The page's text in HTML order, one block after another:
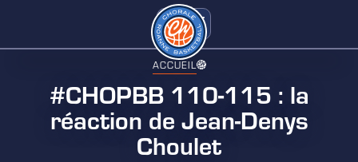
ACCUEIL
#CHOPBB 110-115 : la
réaction de Jean-Denys
Choulet